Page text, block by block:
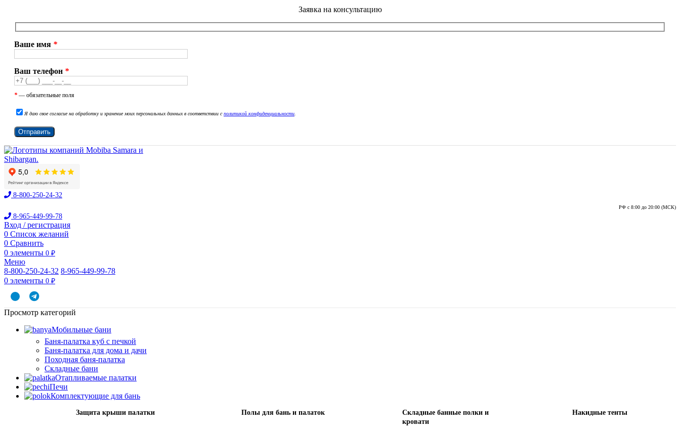
Заявка на консультацию
Ваше имя *
Ваш телефон *
* — обязательные поля
Я даю свое согласие на обработку и хранение моих персональных данных в соответствии сполитикой конфиденциальности
8-800-250-24-32
РФ с 8:00 до 20:00 (МСК)
8-965-449-99-78
Вход / регистрация
0 Список желаний
0 Сравнить
0 элементы 0 ₽
Меню
8-800-250-24-32 8-965-449-99-78
0 элементы 0 ₽
Просмотр категорий
Мобильные бани
Баня-палатка куб с печкой
Баня-палатка для дома и дачи
Походная баня-палатка
Складные бани
Отапливаемые палатки
Печи
Комплектующие для бань
Защита крыши палатки Полы для бань и палаток
Складные банные полки и
кровати
Накидные тенты